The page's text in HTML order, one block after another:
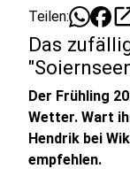
Teilen:
Das
Der Frühling
Wetter. Wart
Hendrik bei
empfehlen.